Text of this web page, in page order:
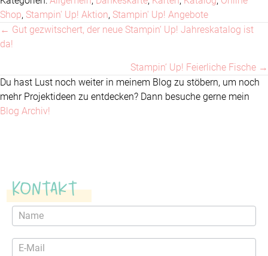
Shop, Stampin' Up! Aktion, Stampin' Up! Angebote
Posts
← Gut gezwitschert, der neue Stampin‘ Up! Jahreskatalog ist
da!
Stampin‘ Up! Feierliche Fische →
Du hast Lust noch weiter in meinem Blog zu stöbern, um noch
mehr Projektideen zu entdecken? Dann besuche gerne mein
Blog Archiv!
Kontakt
Kontaktformular